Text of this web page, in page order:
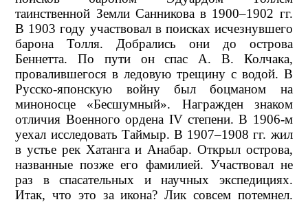
таинственной Земли Санникова в 1900–1902 гг.
В 1903 году участвовал в поисках исчезнувшего
барона Толля. Добрались они до острова
Беннетта. По пути он спас А. В. Колчака,
провалившегося в ледовую трещину с водой. В
Русско-японскую войну был боцманом на
миноносце «Бесшумный». Награжден знаком
отличия Военного ордена IV степени. В 1906-м
уехал исследовать Таймыр. В 1907–1908 гг. жил
в устье рек Хатанга и Анабар. Открыл острова,
названные позже его фамилией. Участвовал не
раз в спасательных и научных экспедициях.
Итак, что это за икона? Лик совсем потемнел.